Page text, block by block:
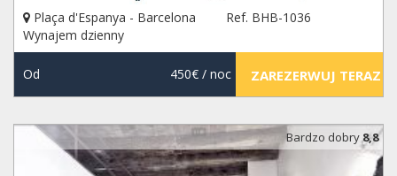
Plaça d'Espanya - Barcelona
Ref. BHB-1036
Wynajem dzienny
Od 450€/ noc ZAREZERWUJ TERAZ
Bardzo dobry8,8